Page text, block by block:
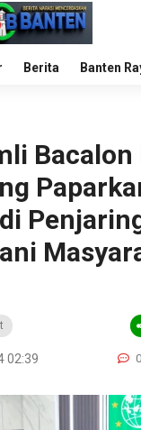
Berita Banten
02:39 0